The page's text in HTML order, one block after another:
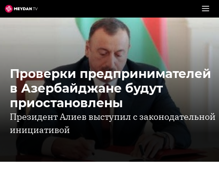
Перейти
к
Проверки предпринимателей
в Азербайджане будут
приостановлены
Президент Алиев выступил с законодательной
инициативой